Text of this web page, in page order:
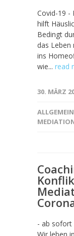
Covid-19 -
hilft
Bedingt
das Leben
ins
wie... read
30. MÄRZ
ALLGEMEIN
- ab sofort